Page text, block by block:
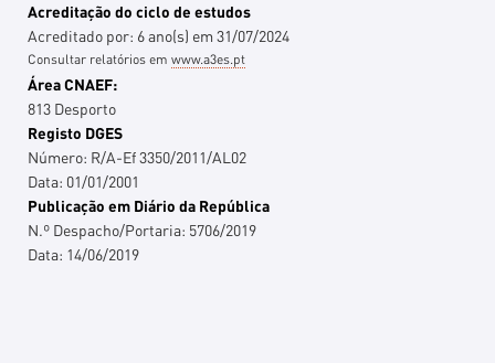
Acreditação do ciclo de estudos
Acreditado por: 6ano(s) em 31/07/2024
Consultar relatórios emwww.a3es.pt
Área CNAEF:
813 Desporto
Registo DGES
Número: R/A-Ef 3350/2011/AL02
Data: 01/01/2001
Publicação em Diário da República
N.º Despacho/Portaria: 5706/2019
Data: 14/06/2019